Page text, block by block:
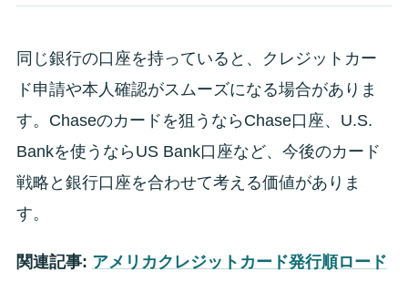
同じ銀行の口座を持っていると、クレジットカー
ド申請や本人確認がスムーズになる場合がありま
す。Chaseのカードを狙うならChase口座、U.S.
Bankを使うならUS Bank口座など、今後のカード
戦略と銀行口座を合わせて考える価値がありま
す。
関連記事: アメリカクレジットカード発行順ロード